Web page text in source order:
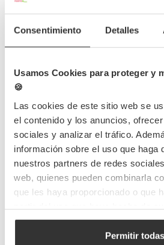
Consentimiento Detalles
Usamos Cookies para proteger y
🍪
Las cookies de este sitio web se
el contenido y los anuncios,
sociales y analizar el tráfico.
información sobre el uso que haga
nuestros partners de redes
web, quienes pueden combinarla
que les haya proporcionado o que
Permitir todas
Detalles del producto
Preguntas frecuentes
Completa tu